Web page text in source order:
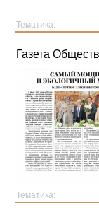
Тематика:
Газета
Тематика: